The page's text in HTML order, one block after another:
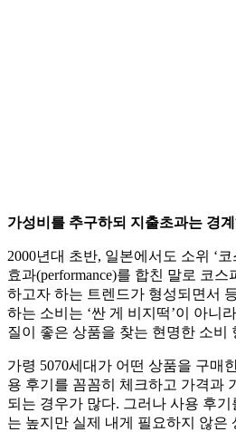
가성비를 추구하되 지출초과는 경
2000년대 초반, 일본에서도 소위 ‘
효과(performance)를 합친 말로 코
하고자 하는 트렌드가 형성되면서
하는 소비는 ‘싼 게 비지떡’이 아니
질이 좋은 상품을 찾는 현명한 소비
가령 5070세대가 어떤 상품을 구매
용 후기를 꼼꼼히 체크하고 가격과
되는 경우가 많다. 그러나 사용 후
는 높지만 실제 내게 필요하지 않은